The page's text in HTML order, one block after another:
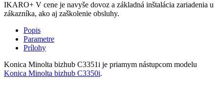
IKARO+ V cene je navyše dovoz a základná inštalácia zariadenia u
zákazníka, ako aj zaškolenie obsluhy.
Popis
Parametre
Prílohy
Konica Minolta bizhub C3351i je priamym nástupcom modelu
Konica Minolta bizhub C3350i.